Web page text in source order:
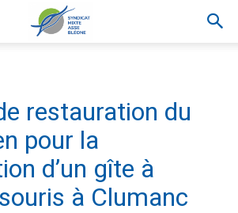
restauration du
pour la
d’un gîte à
à Clumanc